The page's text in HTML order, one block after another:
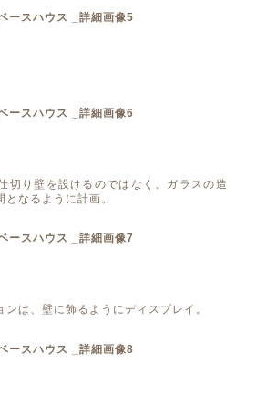
切り壁を設けるのではなく、ガラスの造
なるように計画。
は、壁に飾るようにディスプレイ。